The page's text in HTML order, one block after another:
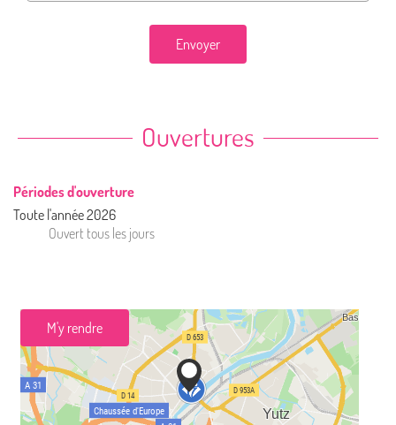
Envoyer
Ouvertures
Périodes d'ouverture
Toute l'année 2026
Ouvert tous les jours
M'y rendre